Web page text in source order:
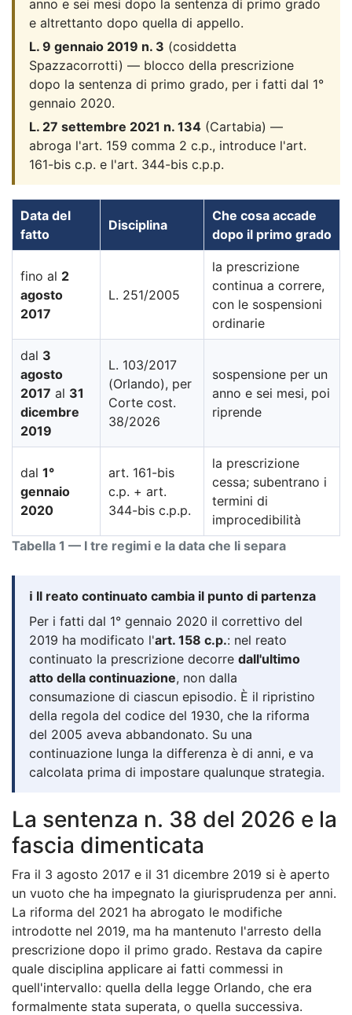
anno e sei mesi dopo la sentenza di primo grado
e altrettanto dopo quella di appello.
L. 9 gennaio 2019 n. 3 (cosiddetta
Spazzacorrotti) — blocco della prescrizione
dopo la sentenza di primo grado, per i fatti dal 1°
gennaio 2020.
L. 27 settembre 2021 n. 134 (Cartabia) —
abroga l'art. 159 comma 2 c.p., introduce l'art.
161-bis c.p. e l'art. 344-bis c.p.p.
Tabella 1 — I tre regimi e la data che li separa
Data del
fatto
Disciplina
Che cosa accade
dopo il primo grado
fino al 2
agosto
2017
L. 251/2005
la prescrizione
continua a correre,
con le sospensioni
ordinarie
dal 3
agosto
2017 al 31
dicembre
2019
L. 103/2017
(Orlando), per
Corte cost.
38/2026
sospensione per un
anno e sei mesi, poi
riprende
dal 1°
gennaio
2020
art. 161-bis
c.p. + art.
344-bis c.p.p.
la prescrizione
cessa; subentrano i
termini di
improcedibilità
ℹ️ Il reato continuato cambia il punto di partenza
Per i fatti dal 1° gennaio 2020 il correttivo del
2019 ha modificato l'art. 158 c.p.: nel reato
continuato la prescrizione decorre dall'ultimo
atto della continuazione, non dalla
consumazione di ciascun episodio. È il ripristino
della regola del codice del 1930, che la riforma
del 2005 aveva abbandonato. Su una
continuazione lunga la differenza è di anni, e va
calcolata prima di impostare qualunque strategia.
La sentenza n. 38 del 2026 e la
fascia dimenticata
Fra il 3 agosto 2017 e il 31 dicembre 2019 si è aperto
un vuoto che ha impegnato la giurisprudenza per anni.
La riforma del 2021 ha abrogato le modifiche
introdotte nel 2019, ma ha mantenuto l'arresto della
prescrizione dopo il primo grado. Restava da capire
quale disciplina applicare ai fatti commessi in
quell'intervallo: quella della legge Orlando, che era
formalmente stata superata, o quella successiva.